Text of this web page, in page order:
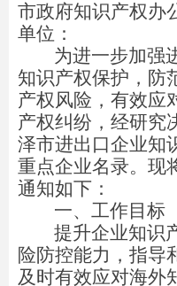
市政府知识产权办
单位：
为进一步加强
知识产权保护，防
产权风险，有效应
产权纠纷，经研究
泽市进出口企业知
重点企业名录。现
通知如下：
一、工作目标
提升企业知识
险防控能力，指导
及时有效应对海外